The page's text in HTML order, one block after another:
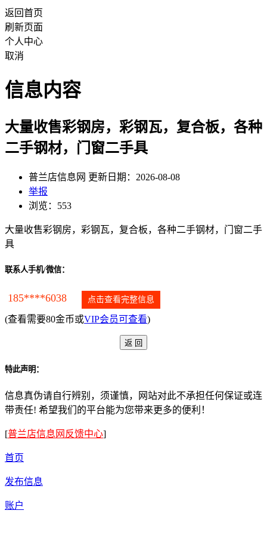
返回首页
刷新页面
个人中心
取消
信息内容
大量收售彩钢房，彩钢瓦，复合板，各种
二手钢材，门窗二手具
普兰店信息网 更新日期：2026-08-08
举报
浏览：553
大量收售彩钢房，彩钢瓦，复合板，各种二手钢材，门窗二手
具
联系人手机/微信：
185****6038 点击查看完整信息
(查看需要80金币或VIP会员可查看)
特此声明：
信息真伪请自行辨别，须谨慎，网站对此不承担任何保证或连
带责任! 希望我们的平台能为您带来更多的便利！
[普兰店信息网反馈中心]
首页
发布信息
账户